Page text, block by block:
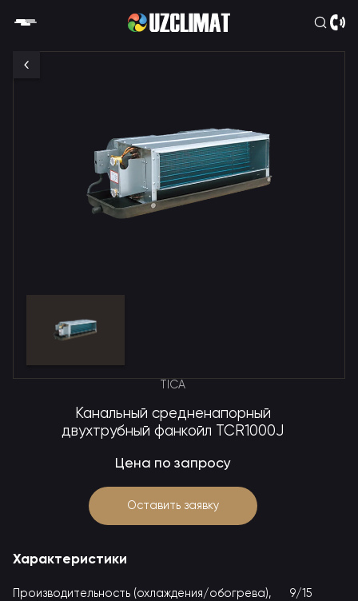
TICA
Канальный средненапорный
двухтрубный фанкойл TCR1000J
Цена по запросу
Оставить заявку
Характеристики
Производительность (охлаждения/обогрева),
9/15